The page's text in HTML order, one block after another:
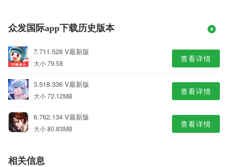
众发国际app下载历史版本
7.711.528 V最新版
大小 79.58 查看详情
3.518.336 V最新版
大小 72.12MB 查看详情
6.762.134 V最新版
大小 80.83MB 查看详情
相关信息